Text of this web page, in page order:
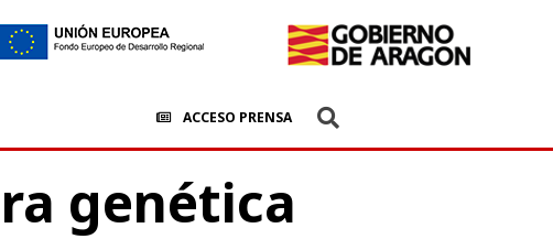
ACCESO PRENSA
genética